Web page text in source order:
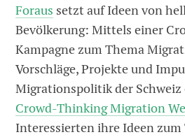
Foraus setzt auf Ideen von
Bevölkerung: Mittels einer
Kampagne zum Thema
Vorschläge, Projekte und
Migrationspolitik der
Crowd-Thinking Migration
Interessierten ihre Ideen